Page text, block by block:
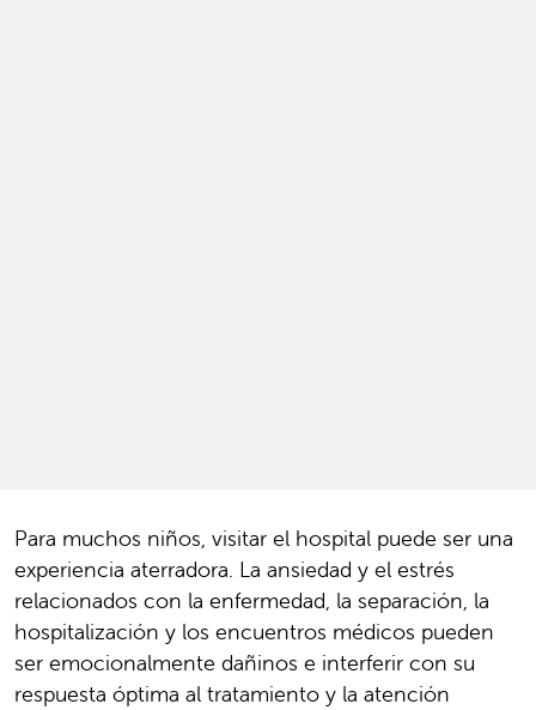
Para muchos niños, visitar el hospital puede ser una
experiencia aterradora. La ansiedad y el estrés
relacionados con la enfermedad, la separación, la
hospitalización y los encuentros médicos pueden
ser emocionalmente dañinos e interferir con su
respuesta óptima al tratamiento y la atención